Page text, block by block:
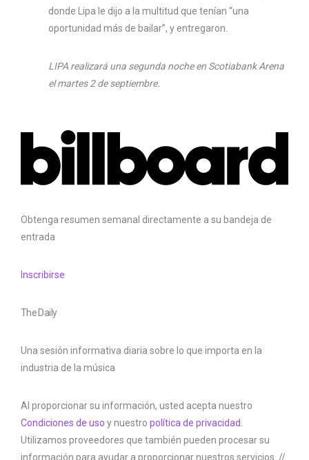
donde Lipa le dijo a la multitud que tenían “una
oportunidad más de bailar”, y entregaron.
LIPA realizará una segunda noche en Scotiabank Arena
el martes 2 de septiembre.
Obtenga resumen semanal directamente a su bandeja de
entrada
Inscribirse
The Daily
Una sesión informativa diaria sobre lo que importa en la
industria de la música
Al proporcionar su información, usted acepta nuestro
Condiciones de uso y nuestro política de privacidad.
Utilizamos proveedores que también pueden procesar su
información para ayudar a proporcionar nuestros servicios. //